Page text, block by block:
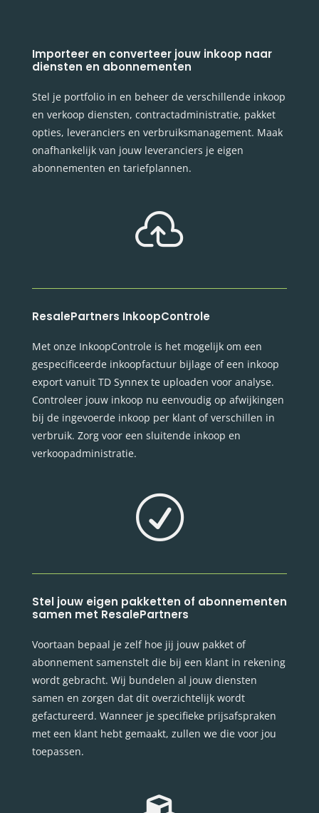
Importeer en converteer jouw inkoop naar
diensten en abonnementen
Stel je portfolio in en beheer de verschillende inkoop
en verkoop diensten, contractadministratie, pakket
opties, leveranciers en verbruiksmanagement. Maak
onafhankelijk van jouw leveranciers je eigen
abonnementen en tariefplannen.

ResalePartners InkoopControle
Met onze InkoopControle is het mogelijk om een
gespecificeerde inkoopfactuur bijlage of een inkoop
export vanuit TD Synnex te uploaden voor analyse.
Controleer jouw inkoop nu eenvoudig op afwijkingen
bij de ingevoerde inkoop per klant of verschillen in
verbruik. Zorg voor een sluitende inkoop en
verkoopadministratie.
R
Stel jouw eigen pakketten of abonnementen
samen met ResalePartners
Voortaan bepaal je zelf hoe jij jouw pakket of
abonnement samenstelt die bij een klant in rekening
wordt gebracht. Wij bundelen al jouw diensten
samen en zorgen dat dit overzichtelijk wordt
gefactureerd. Wanneer je specifieke prijsafspraken
met een klant hebt gemaakt, zullen we die voor jou
toepassen.